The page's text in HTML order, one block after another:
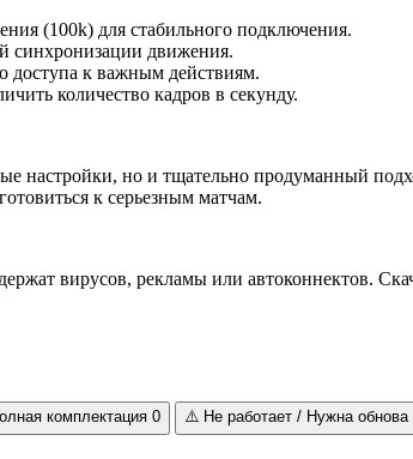
(100k) для стабильного подключения.
синхронизации движения.
доступа к важным действиям.
количество кадров в секунду.
настройки, но и тщательно продуманный
к серьезным матчам.
вирусов, рекламы или автоконнектов.
комплектация 0 ⚠️ Не работает / Нужна обнова